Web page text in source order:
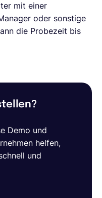
mit einer
oder sonstige
die Probezeit bis
Demo und
helfen,
und